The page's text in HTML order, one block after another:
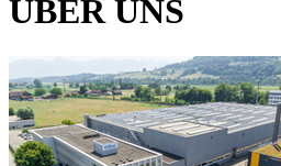
ÜBER UNS